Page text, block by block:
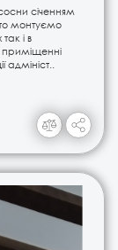
січенням
монтуємо
і в
адмініст..